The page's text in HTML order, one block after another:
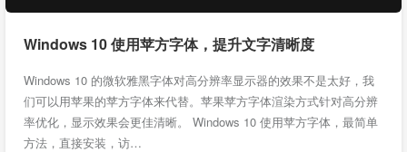
Windows 10 使用苹方字体，提升文字清晰度
Windows 10 的微软雅黑字体对高分辨率显示器的效果不是太好，我
们可以用苹果的苹方字体来代替。苹果苹方字体渲染方式针对高分辨
率优化，显示效果会更佳清晰。 Windows 10 使用苹方字体，最简单
方法，直接安装，访…